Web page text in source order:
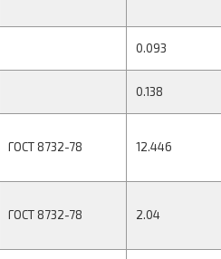
0.093
0.138
ГОСТ 8732-78 12.446
ГОСТ 8732-78 2.04